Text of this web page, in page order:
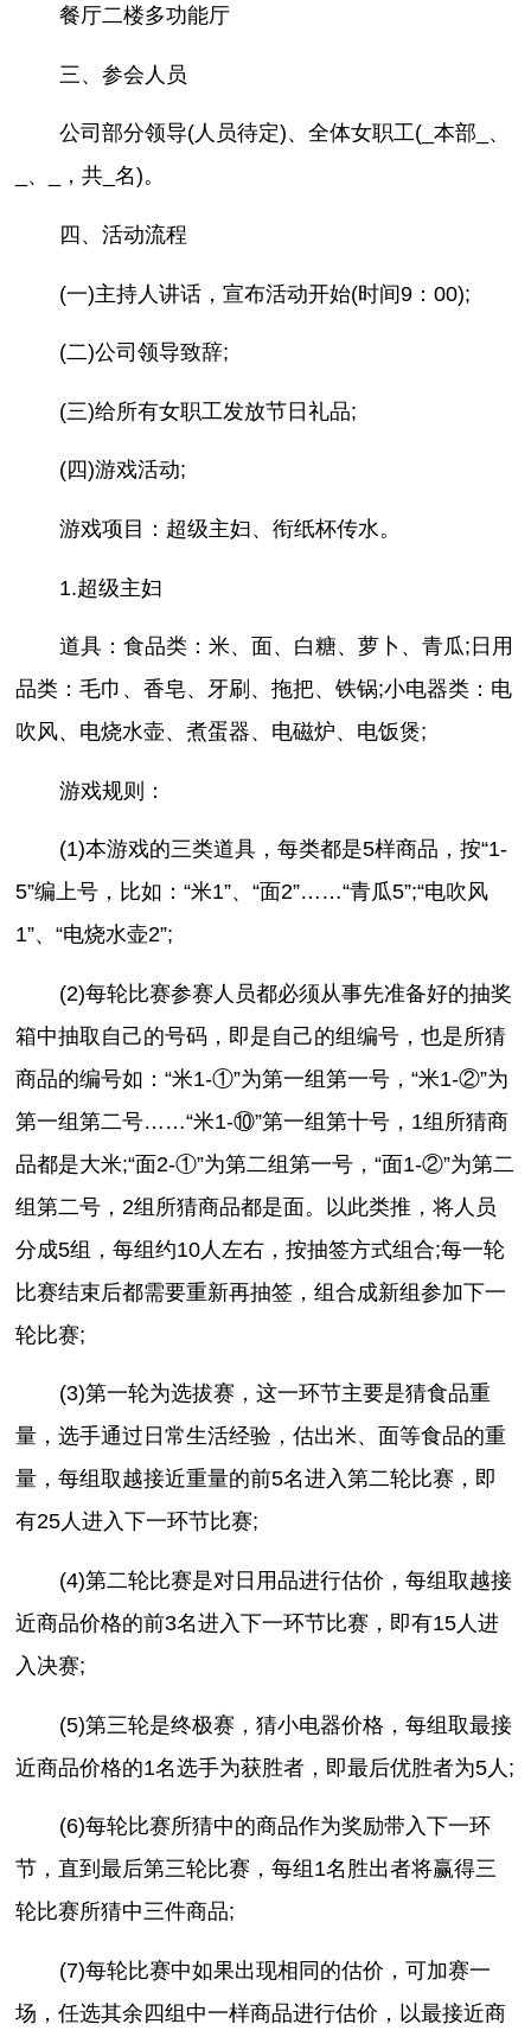
餐厅二楼多功能厅
三、参会人员
公司部分领导(人员待定)、全体女职工(_本部_、
_、_，共_名)。
四、活动流程
(一)主持人讲话，宣布活动开始(时间9：00);
(二)公司领导致辞;
(三)给所有女职工发放节日礼品;
(四)游戏活动;
游戏项目：超级主妇、衔纸杯传水。
1.超级主妇
道具：食品类：米、面、白糖、萝卜、青瓜;日用
品类：毛巾、香皂、牙刷、拖把、铁锅;小电器类：电
吹风、电烧水壶、煮蛋器、电磁炉、电饭煲;
游戏规则：
(1)本游戏的三类道具，每类都是5样商品，按“1-
5”编上号，比如：“米1”、“面2”……“青瓜5”;“电吹风
1”、“电烧水壶2”;
(2)每轮比赛参赛人员都必须从事先准备好的抽奖
箱中抽取自己的号码，即是自己的组编号，也是所猜
商品的编号如：“米1-①”为第一组第一号，“米1-②”为
第一组第二号……“米1-⑩”第一组第十号，1组所猜商
品都是大米;“面2-①”为第二组第一号，“面1-②”为第二
组第二号，2组所猜商品都是面。以此类推，将人员
分成5组，每组约10人左右，按抽签方式组合;每一轮
比赛结束后都需要重新再抽签，组合成新组参加下一
轮比赛;
(3)第一轮为选拔赛，这一环节主要是猜食品重
量，选手通过日常生活经验，估出米、面等食品的重
量，每组取越接近重量的前5名进入第二轮比赛，即
有25人进入下一环节比赛;
(4)第二轮比赛是对日用品进行估价，每组取越接
近商品价格的前3名进入下一环节比赛，即有15人进
入决赛;
(5)第三轮是终极赛，猜小电器价格，每组取最接
近商品价格的1名选手为获胜者，即最后优胜者为5人;
(6)每轮比赛所猜中的商品作为奖励带入下一环
节，直到最后第三轮比赛，每组1名胜出者将赢得三
轮比赛所猜中三件商品;
(7)每轮比赛中如果出现相同的估价，可加赛一
场，任选其余四组中一样商品进行估价，以最接近商